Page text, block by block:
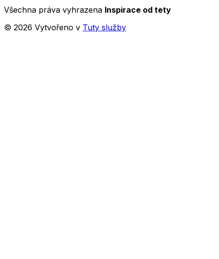
Všechna práva vyhrazena Inspirace od tety
© 2026 Vytvořeno v Tuty služby